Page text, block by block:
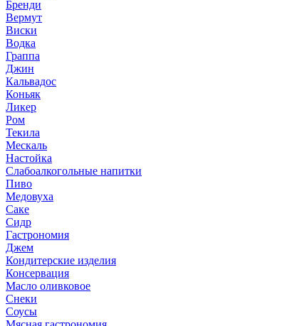
Бренди
Вермут
Виски
Водка
Граппа
Джин
Кальвадос
Коньяк
Ликер
Ром
Текила
Мескаль
Настойка
Слабоалкогольные напитки
Пиво
Медовуха
Саке
Сидр
Гастрономия
Джем
Кондитерские изделия
Консервация
Масло оливковое
Снеки
Соусы